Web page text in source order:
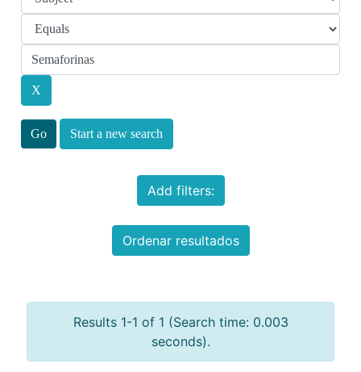
Start a new search
Add filters:
Ordenar resultados
Results 1-1 of 1 (Search time: 0.003
seconds).